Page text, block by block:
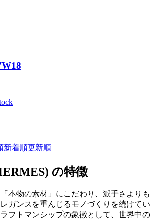
新着順更新順
の特徴
本物の素材」にこだわり、派手さよりも
ガンスを重んじるモノづくりを続けてい
フトマンシップの象徴として、世界中の